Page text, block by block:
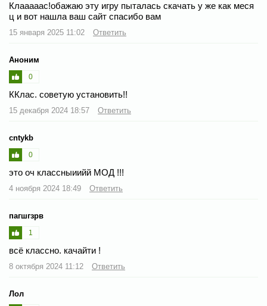
Клааааас!обажаю эту игру пыталась скачать у же как меся
ц и вот нашла ваш сайт спасибо вам
15 января 2025 11:02 Ответить
Аноним
0
ККлас. советую установить!!
15 декабря 2024 18:57 Ответить
cntykb
0
это оч классныиийй МОД !!!
4 ноября 2024 18:49 Ответить
пагшгзрв
1
всё классно. качайти !
8 октября 2024 11:12 Ответить
Лол